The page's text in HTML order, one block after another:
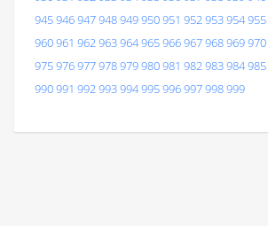
945946947948949950951 952953954955
960961 962963964965966967968969970
975976977978979980981 982983984985
990991 992993994995996997998999